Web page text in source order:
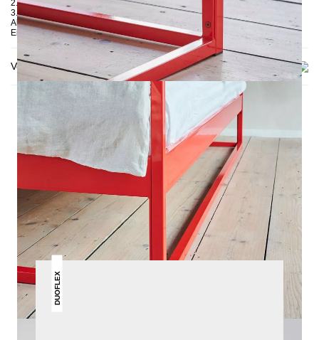
2. Karton: 1300x420x100 mm, ≈ 15 kg
3. Karton: 2050x420x100 mm, ≈ 15 kg
Abgebildet: 90x200, Einlegetiefe 10 cm, Anthrazit, Schwarz, Rot &
Einlegetiefe 14 cm, unbehandelter Stahl
Versand & Lieferung
DAS KÖNNTE DIR AUCH
GEFALLEN
DUOFLEX